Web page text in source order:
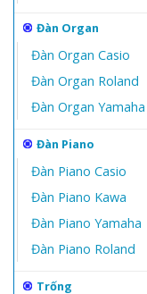
Đàn Organ
Đàn Organ Casio
Đàn Organ Roland
Đàn Organ Yamaha
Đàn Piano
Đàn Piano Casio
Đàn Piano Kawa
Đàn Piano Yamaha
Đàn Piano Roland
Trống